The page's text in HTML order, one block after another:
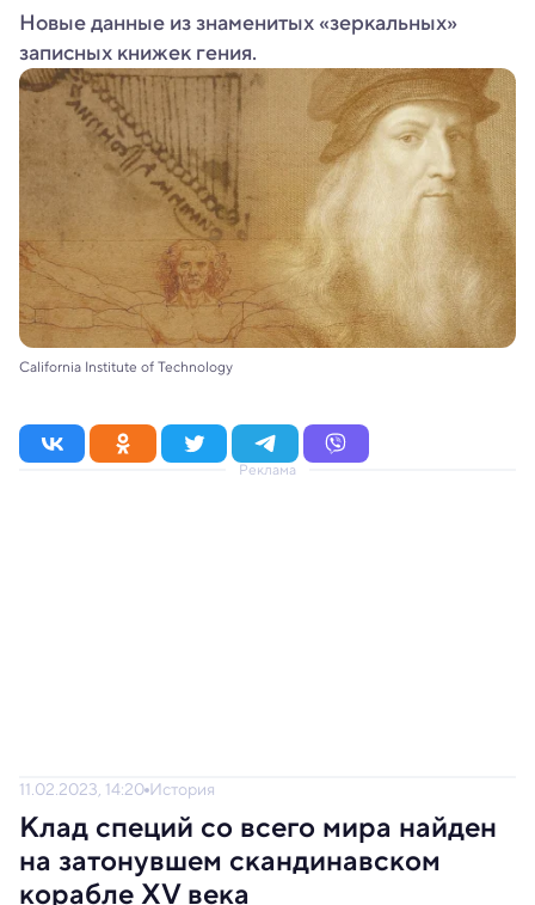
Новые данные из знаменитых «зеркальных»
записных книжек гения.
California Institute of Technology
Реклама
11.02.2023, 14:20 История
Клад специй со всего мира найден
на затонувшем скандинавском
корабле XV века